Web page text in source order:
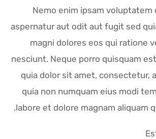
Nemo enim ipsam voluptatem
aspernatur aut odit aut fugit sed
magni dolores eos qui ratione
nesciunt. Neque porro quisquam
quia dolor sit amet, consectetur,
quia non numquam eius modi
labore et dolore magnam aliquam